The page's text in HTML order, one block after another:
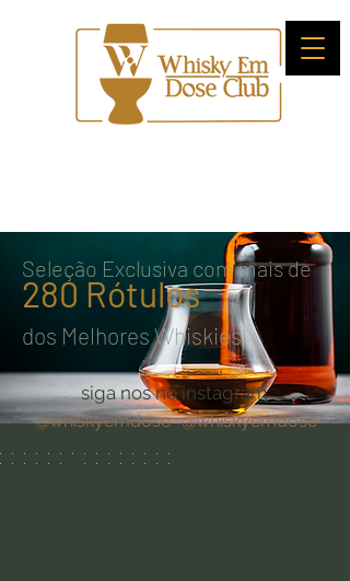
Seleção Exclusiva commais de
280 Rótulos
dos Melhores Whiskies
siga nos no instagram
@whiskyemdose
@whiskyemdose